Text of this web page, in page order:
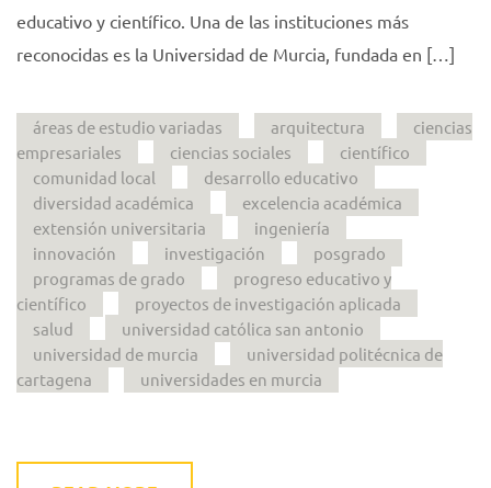
educativo y científico. Una de las instituciones más
reconocidas es la Universidad de Murcia, fundada en […]
áreas de estudio variadas arquitectura
ciencias
empresariales
ciencias sociales
científico
comunidad local
desarrollo educativo
diversidad académica
excelencia académica
extensión universitaria
ingeniería
innovación
investigación
posgrado
programas de grado
progreso educativo y
científico
proyectos de investigación aplicada
salud
universidad católica san antonio
universidad de murcia
universidad politécnica de
cartagena
universidades en murcia